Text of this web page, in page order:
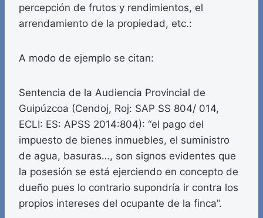
percepción de frutos y rendimientos, el
arrendamiento de la propiedad, etc.:
A modo de ejemplo se citan:
Sentencia de la Audiencia Provincial de
Guipúzcoa (Cendoj, Roj: SAP SS 804/ 014,
ECLI: ES: APSS 2014:804): “el pago del
impuesto de bienes inmuebles, el suministro
de agua, basuras…, son signos evidentes que
la posesión se está ejerciendo en concepto de
dueño pues lo contrario supondría ir contra los
propios intereses del ocupante de la finca”.